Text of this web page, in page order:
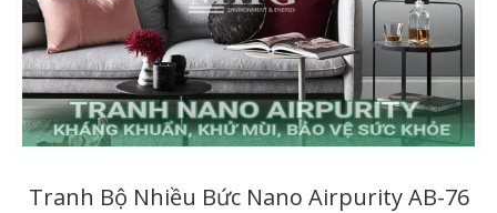
Tranh Bộ Nhiều Bức Nano Airpurity AB-76